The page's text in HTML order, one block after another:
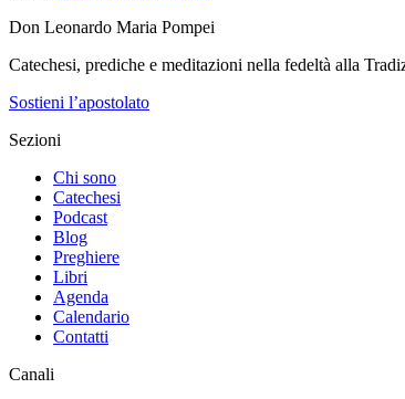
Don Leonardo Maria Pompei
Catechesi, prediche e meditazioni nella fedeltà alla
Sostieni l’apostolato
Sezioni
Chi sono
Catechesi
Podcast
Blog
Preghiere
Libri
Agenda
Calendario
Contatti
Canali